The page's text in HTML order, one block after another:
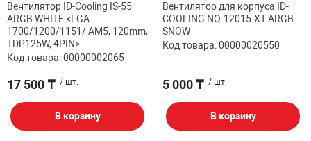
Вентилятор ID-Cooling IS-55
ARGB WHITE <LGA
1700/1200/1151/ AM5, 120mm,
TDP125W, 4PIN>
Код товара: 00000002065
17 500 ₸ / шт.
В корзину
Вентилятор для корпуса ID-
COOLING NO-12015-XT ARGB
SNOW
Код товара: 00000020550
5 000 ₸ / шт.
В корзину